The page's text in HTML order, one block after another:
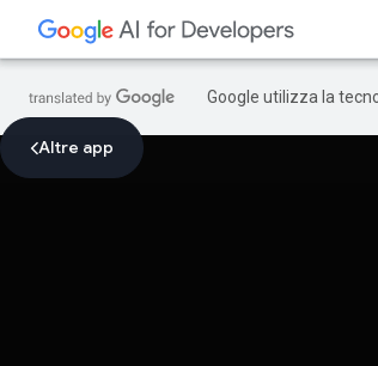
Google utilizza la
Altre app